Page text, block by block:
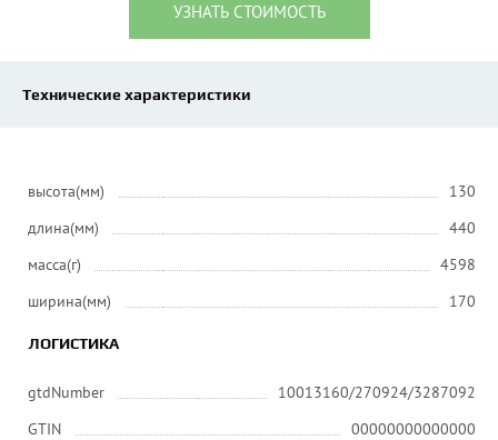
УЗНАТЬ СТОИМОСТЬ
Технические характеристики
высота(мм)
130
длина(мм)
440
масса(г)
4598
ширина(мм)
170
ЛОГИСТИКА
gtdNumber
10013160/270924/3287092
GTIN
00000000000000